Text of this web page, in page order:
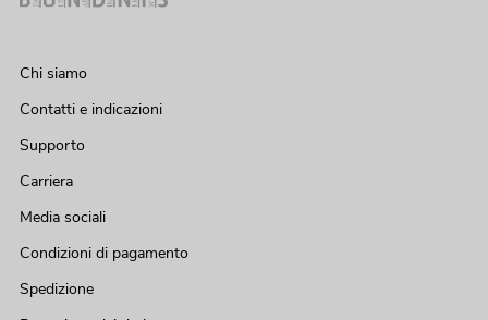
Chi siamo
Contatti e indicazioni
Supporto
Carriera
Media sociali
Condizioni di pagamento
Spedizione